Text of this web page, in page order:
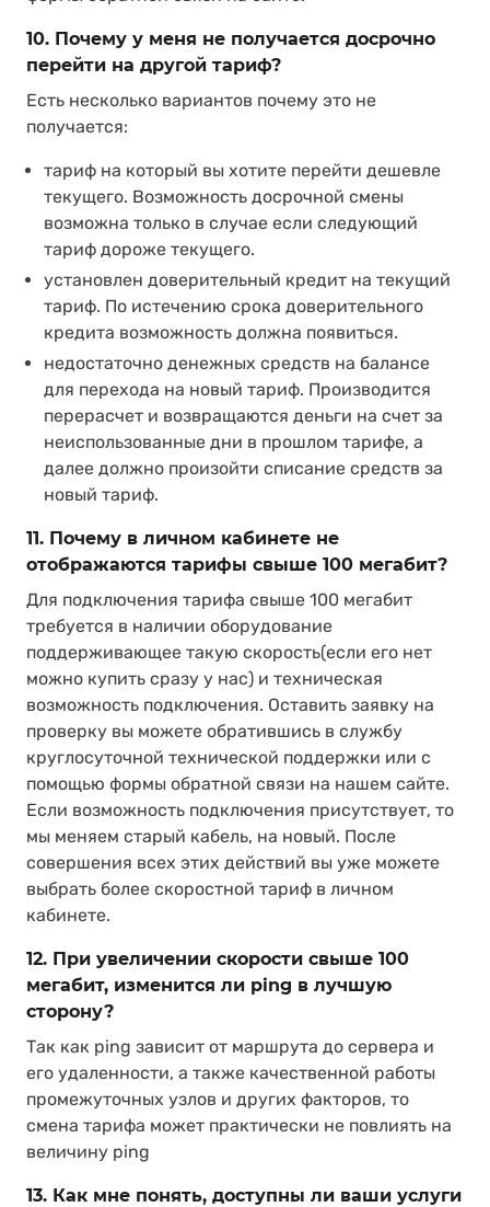
10. Почему у меня не получается досрочно
перейти на другой тариф?
Есть несколько вариантов почему это не
получается:
тариф на который вы хотите перейти дешевле
текущего. Возможность досрочной смены
возможна только в случае если следующий
тариф дороже текущего.
установлен доверительный кредит на текущий
тариф. По истечению срока доверительного
кредита возможность должна появиться.
недостаточно денежных средств на балансе
для перехода на новый тариф. Производится
перерасчет и возвращаются деньги на счет за
неиспользованные дни в прошлом тарифе, а
далее должно произойти списание средств за
новый тариф.
11. Почему в личном кабинете не
отображаются тарифы свыше 100 мегабит?
Для подключения тарифа свыше 100 мегабит
требуется в наличии оборудование
поддерживающее такую скорость(если его нет
можно купить сразу у нас) и техническая
возможность подключения. Оставить заявку на
проверку вы можете обратившись в службу
круглосуточной технической поддержки или с
помощью формы обратной связи на нашем сайте.
Если возможность подключения присутствует, то
мы меняем старый кабель, на новый. После
совершения всех этих действий вы уже можете
выбрать более скоростной тариф в личном
кабинете.
12. При увеличении скорости свыше 100
мегабит, изменится ли ping в лучшую
сторону?
Так как ping зависит от маршрута до сервера и
его удаленности, а также качественной работы
промежуточных узлов и других факторов, то
смена тарифа может практически не повлиять на
величину ping
13. Как мне понять, доступны ли ваши услуги